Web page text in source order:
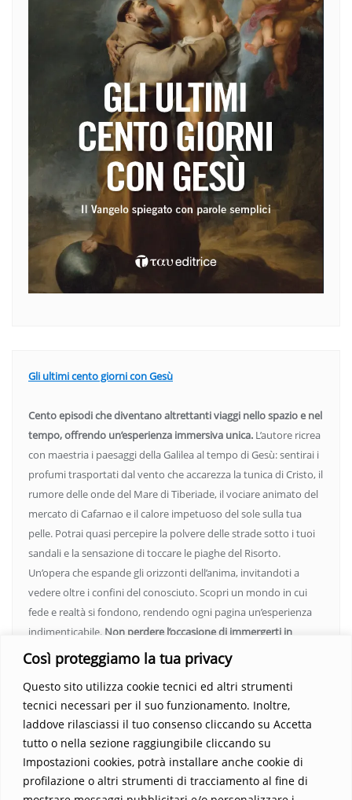
Così proteggiamo la tua privacy
Questo sito utilizza cookie tecnici ed altri strumenti
tecnici necessari per il suo funzionamento. Inoltre,
laddove rilasciassi il tuo consenso cliccando su Accetta
tutto o nella sezione raggiungibile cliccando su
Impostazioni cookies, potrà installare anche cookie di
profilazione o altri strumenti di tracciamento al fine di
Gli ultimi cento giorni con Gesù
Cento episodi che diventano altrettanti viaggi nello spazio e nel
tempo, offrendo un’esperienza immersiva unica. L’autore ricrea
con maestria i paesaggi della Galilea al tempo di Gesù: sentirai i
profumi trasportati dal vento che accarezza la tunica di Cristo, il
rumore delle onde del Mare di Tiberiade, il vociare animato del
mercato di Cafarnao e il calore impetuoso del sole sulla tua
pelle. Potrai quasi percepire la polvere delle strade sotto i tuoi
sandali e la sensazione di toccare le piaghe del Risorto.
Un’opera che espande gli orizzonti dell’anima, invitandoti a
vedere oltre i confini del conosciuto. Scopri un mondo in cui
fede e realtà si fondono, rendendo ogni pagina un’esperienza
indimenticabile. Non perdere l’occasione di immergerti in
questo viaggio straordinario. Acquista il libro e lascia che la
Parola trasformi la tua vita